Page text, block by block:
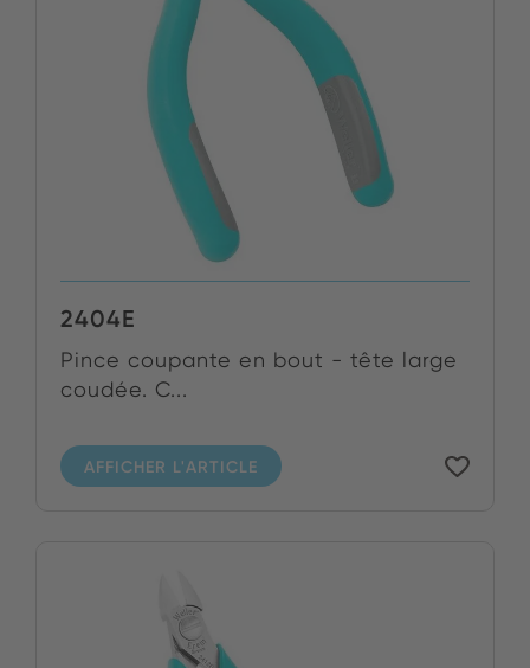
2404E
Pince coupante en bout - tête large
coudée. C...
AFFICHER L'ARTICLE